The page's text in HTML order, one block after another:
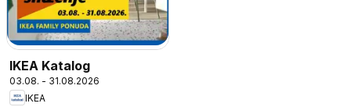
IKEA Katalog
03.08. - 31.08.2026
IKEA